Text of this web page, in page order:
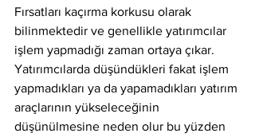
Fırsatları kaçırma korkusu olarak
bilinmektedir ve genellikle yatırımcılar
işlem yapmadığı zaman ortaya çıkar.
Yatırımcılarda düşündükleri fakat işlem
yapmadıkları ya da yapamadıkları yatırım
araçlarının yükseleceğinin
düşünülmesine neden olur bu yüzden